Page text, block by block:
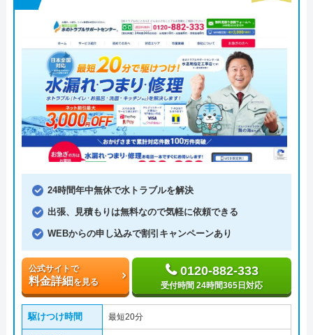
24時間年中無休で水トラブルを解決
出張、見積もりは無料なので気軽に依頼できる
WEBからの申し込みで割引キャンペーンあり
公式サイトで
料金詳細を見る
0120-882-333
受付時間 24時間365日対応
駆けつけ時間 最短20分